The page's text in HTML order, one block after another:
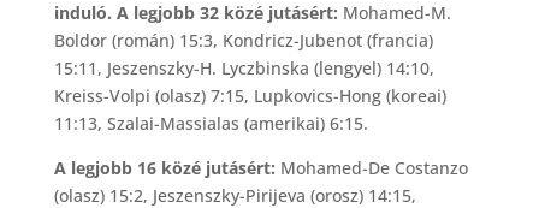
induló. A legjobb 32 közé jutásért: Mohamed-M.
Boldor (román) 15:3, Kondricz-Jubenot (francia)
15:11, Jeszenszky-H. Lyczbinska (lengyel) 14:10,
Kreiss-Volpi (olasz) 7:15, Lupkovics-Hong (koreai)
11:13, Szalai-Massialas (amerikai) 6:15.
A legjobb 16 közé jutásért: Mohamed-De Costanzo
(olasz) 15:2, Jeszenszky-Pirijeva (orosz) 14:15,